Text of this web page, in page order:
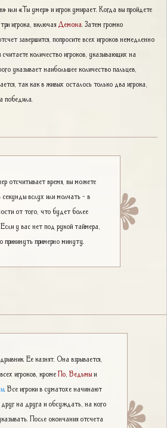
или «Ты умер» и игрок умирает. Когда вы пройдете
игрока, включаяДемона . Затем громко
завершится, попросите всех игроков немедленно
считаете количество игроков, указывающих на
указывает наибольшее количество пальцев,
так как в живых осталось только два игрока,
победила.
отсчитывает время, вы можете
секунды вслух или молчать - в
от того, что будет более
у вас нет под рукой таймера,
примерно минуту.
Ее казнят. Она взрывается,
игроков, кромеПо, Ведьмыи
. Все игроки в суматохе начинают
друг на друга и обсуждать, на кого
После окончания отсчета